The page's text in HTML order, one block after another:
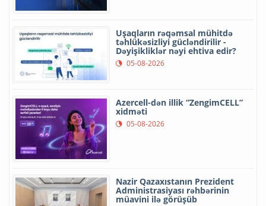
Uşaqların rəqəmsal mühitdə
təhlükəsizliyi gücləndirilir -
Dəyişikliklər nəyi ehtiva edir?
05-08-2026
Azercell-dən illik “ZengimCELL”
xidməti
05-08-2026
Nazir Qazaxıstanın Prezident
Administrasiyası rəhbərinin
müavini ilə görüşüb